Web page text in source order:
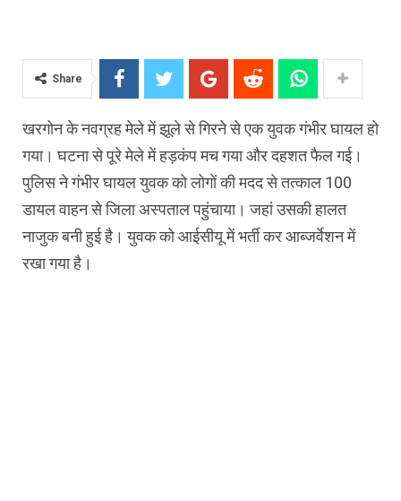
Share
खरगोन के नवग्रह मेले में झूले से गिरने से एक युवक गंभीर घायल हो
गया। घटना से पूरे मेले में हड़कंप मच गया और दहशत फैल गई।
पुलिस ने गंभीर घायल युवक को लोगों की मदद से तत्काल 100
डायल वाहन से जिला अस्पताल पहुंचाया। जहां उसकी हालत
नाजुक बनी हुई है। युवक को आईसीयू में भर्ती कर आब्जर्वेशन में
रखा गया है।